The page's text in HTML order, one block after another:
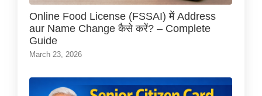
Online Food License (FSSAI) में Address
aur Name Change कैसे करें? – Complete
Guide
March 23, 2026